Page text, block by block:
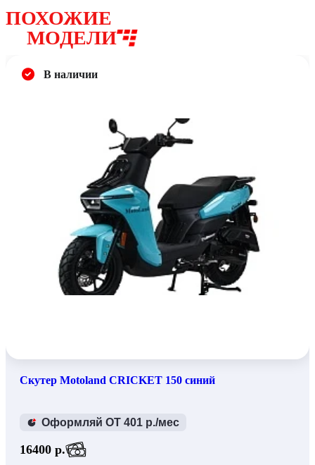
ПОХОЖИЕ
МОДЕЛИ
В наличии
Скутер Motoland CRICKET 150 синий
Оформляй ОТ 401 р./мес
16400 р.